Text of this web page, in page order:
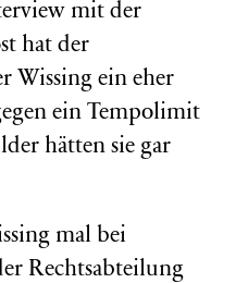
mit der
hat der
Wissing ein eher
ein Tempolimit
hätten sie gar
mal bei
Rechtsabteilung